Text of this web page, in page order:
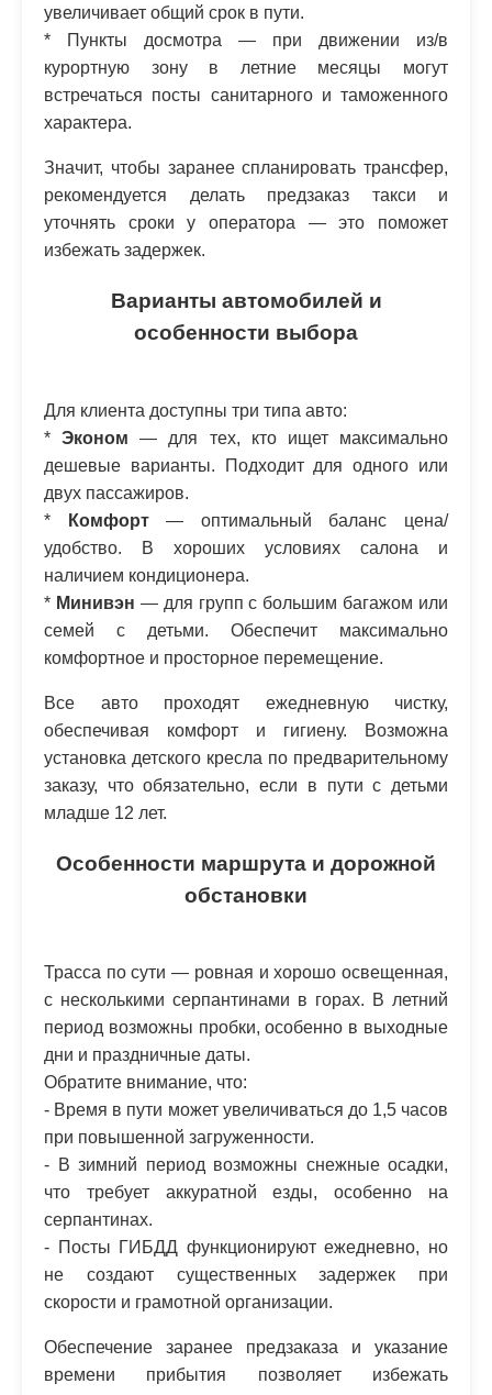
увеличивает общий срок в пути.
* Пункты досмотра — при движении из/в
курортную зону в летние месяцы могут
встречаться посты санитарного и таможенного
характера.
Значит, чтобы заранее спланировать трансфер,
рекомендуется делать предзаказ такси и
уточнять сроки у оператора — это поможет
избежать задержек.
Варианты автомобилей и
особенности выбора
Для клиента доступны три типа авто:
*Эконом — для тех, кто ищет максимально
дешевые варианты. Подходит для одного или
двух пассажиров.
*
Комфорт— оптимальный баланс цена/
удобство. В хороших условиях салона и
наличием кондиционера.
* Минивэн — для групп с большим багажом или
семей с детьми. Обеспечит максимально
комфортное и просторное перемещение.
Все авто проходят ежедневную чистку,
обеспечивая комфорт и гигиену. Возможна
установка детского кресла по предварительному
заказу, что обязательно, если в пути с детьми
младше 12 лет.
Особенности маршрута и дорожной
обстановки
Трасса по сути — ровная и хорошо освещенная,
с несколькими серпантинами в горах. В летний
период возможны пробки, особенно в выходные
дни и праздничные даты.
Обратите внимание, что:
- Время в пути может увеличиваться до 1,5 часов
при повышенной загруженности.
- В зимний период возможны снежные осадки,
что требует аккуратной езды, особенно на
серпантинах.
- Посты ГИБДД функционируют ежедневно, но
не создают существенных задержек при
скорости и грамотной организации.
Обеспечение заранее предзаказа и указание
времени прибытия позволяет избежать